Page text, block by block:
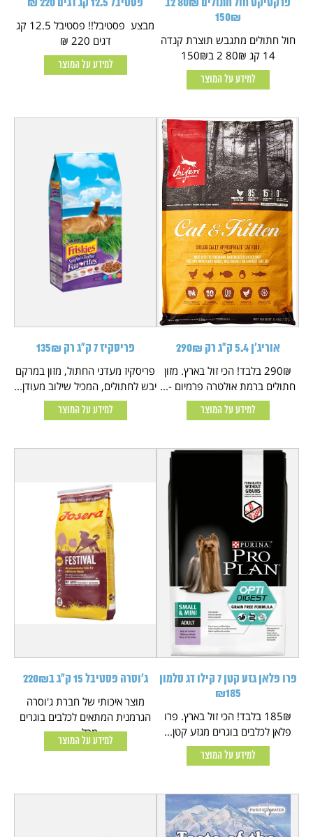
פרקטיקט חול חתולים 80₪ 2ב
150₪
חול חתולים מתגבש תוצרת קנדה
14 קג 80₪ 2 ב150₪
למידע על המוצר
פסטיבל 12.5 קג דגים 220 ₪
מבצע פסטיבל!! פסטיבל 12.5 קג
דגים 220 ₪
למידע על המוצר
אוריג'ן 5.4 ק"ג רק 290₪
290₪ בלבד! הכי זול בארץ. מזון
חתולים ברמת אולטרה פרמיום -...
למידע על המוצר
פריסקיז 7 ק"ג רק 135₪
פריסקיז מעדני החתול, מזון במרקם
יבש לחתולים, המכיל שילוב מעודן...
למידע על המוצר
פרו פלאן גזע קטן 7 קילו דג סלמון
₪185
185₪ בלבד! הכי זול בארץ. פרו
פלאן לכלבים בוגרים מגזע קטן...
למידע על המוצר
ג'וסרה פסטיבל 15 ק"ג ב220₪
מוצר איכותי של חברת ג'וסרה
הגרמנית המתאים לכלבים בוגרים
מכל...
למידע על המוצר